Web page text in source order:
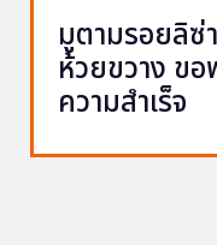
มูตามรอยลิซ่
ห้วยขวาง ขอ
ความสำเร็จ